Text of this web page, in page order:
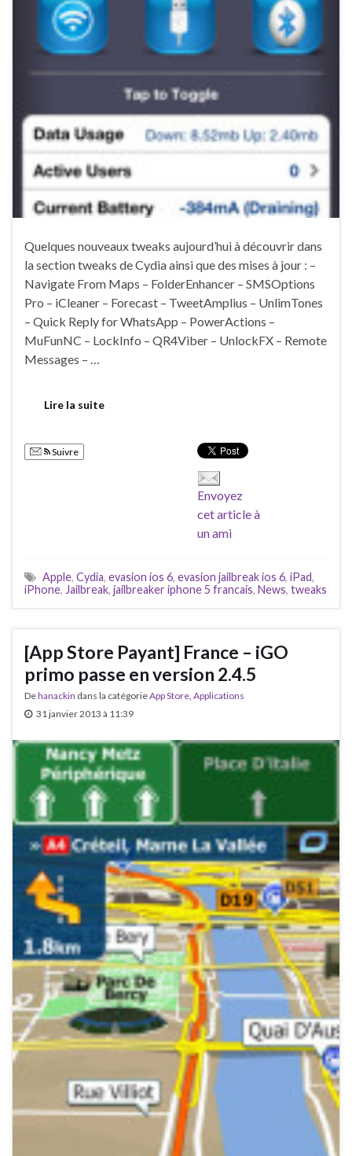
Quelques nouveaux tweaks aujourd’hui à découvrir dans
la section tweaks de Cydia ainsi que des mises à jour : –
Navigate From Maps – FolderEnhancer – SMSOptions
Pro – iCleaner – Forecast – TweetAmplius – UnlimTones
– Quick Reply for WhatsApp – PowerActions –
MuFunNC – LockInfo – QR4Viber – UnlockFX – Remote
Messages – …
Lire la suite
Suivre
Envoyez
cet article à
un ami
Apple, Cydia, evasion ios 6, evasion jailbreak ios 6, iPad,
iPhone, Jailbreak, jailbreaker iphone 5 francais, News, tweaks
[App Store Payant] France – iGO
primo passe en version 2.4.5
Dehanackin dans la catégorieApp Store Applications
31 janvier 2013 à 11:39